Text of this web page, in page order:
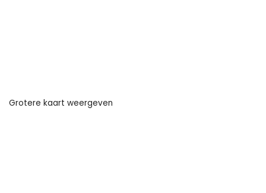
Grotere kaart weergeven